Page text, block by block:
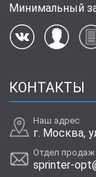
Минимальный
КОНТАКТЫ
Наш адрес
г. Москва,
Отдел продаж
sprinter-